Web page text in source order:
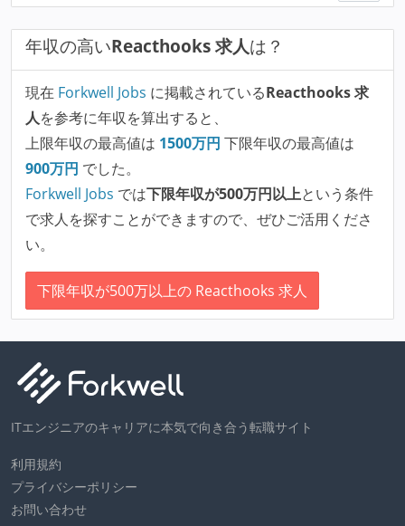
年収の高いReacthooks 求人は？
現在 Forkwell Jobs に掲載されているReacthooks 求
人を参考に年収を算出すると、
上限年収の最高値は 1500万円 下限年収の最高値は
900万円 でした。
Forkwell Jobs では下限年収が500万円以上という条件
で求人を探すことができますので、ぜひご活用くださ
い。
下限年収が500万以上の Reacthooks 求人
ITエンジニアのキャリアに本気で向き合う転職サイト
利用規約
プライバシーポリシー
お問い合わせ